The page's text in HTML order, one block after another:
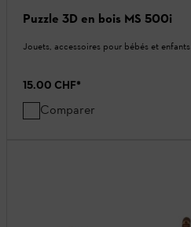
Puzzle 3D en bois MS 500i
Jouets, accessoires pour bébés et enfants
15.00 CHF*
Comparer